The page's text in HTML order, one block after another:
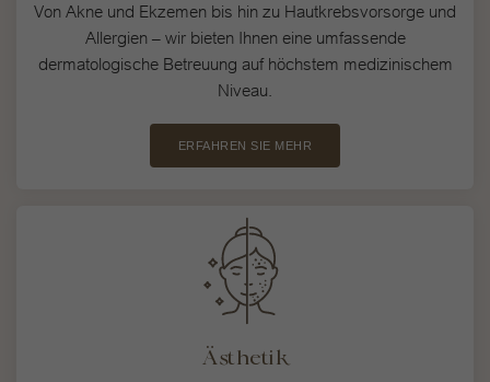
Von Akne und Ekzemen bis hin zu Hautkrebsvorsorge und
Allergien – wir bieten Ihnen eine umfassende
dermatologische Betreuung auf höchstem medizinischem
Niveau.
ERFAHREN SIE MEHR
Ästhetik
Alle akzeptieren Speichern
Nur essenzielle Cookies akzeptieren
Zurück
Essenzielle Cookies ermöglichen grundlegende Funktionen und sind für
die einwandfreie Funktion der Website erforderlich.
Cookie-Informationen anzeigen